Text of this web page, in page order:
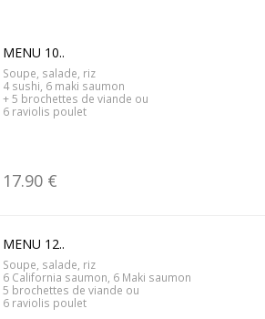
MENU 10..
Soupe, salade, riz
4 sushi, 6 maki saumon
+ 5 brochettes de viande ou
6 raviolis poulet
17.90 €
MENU 12..
Soupe, salade, riz
6 California saumon, 6 Maki saumon
5 brochettes de viande ou
6 raviolis poulet